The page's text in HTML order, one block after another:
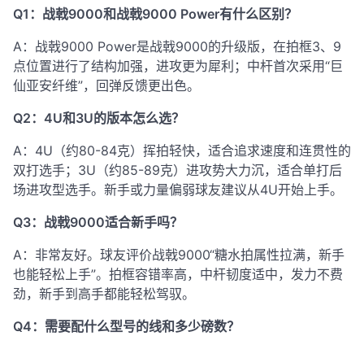
Q1：战戟9000和战戟9000 Power有什么区别？
A：战戟9000 Power是战戟9000的升级版，在拍框3、9
点位置进行了结构加强，进攻更为犀利；中杆首次采用“巨
仙亚安纤维”，回弹反馈更出色。
Q2：4U和3U的版本怎么选？
A：4U（约80-84克）挥拍轻快，适合追求速度和连贯性的
双打选手；3U（约85-89克）进攻势大力沉，适合单打后
场进攻型选手。新手或力量偏弱球友建议从4U开始上手。
Q3：战戟9000适合新手吗？
A：非常友好。球友评价战戟9000“糖水拍属性拉满，新手
也能轻松上手”。拍框容错率高，中杆韧度适中，发力不费
劲，新手到高手都能轻松驾驭。
Q4：需要配什么型号的线和多少磅数？